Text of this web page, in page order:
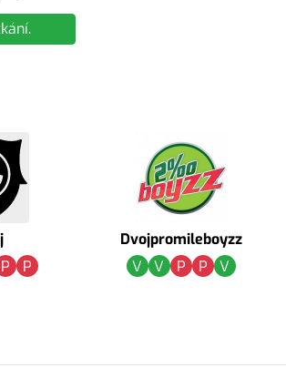
P P
Dvojpromileboyzz
V
V P P V